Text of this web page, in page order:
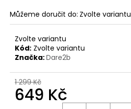
Můžeme doručit do: Zvolte variantu
Zvolte variantu
Kód: Zvolte variantu
Značka:Dare2b
1 299 Kč
649 Kč
o
p
u
č
u